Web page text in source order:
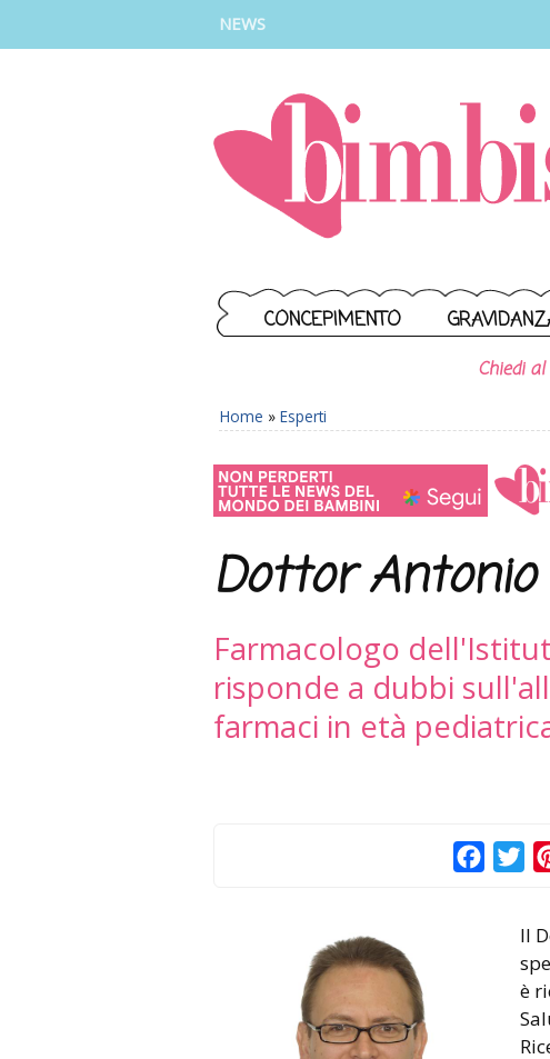
NEWS
CONCEPIMENTO
Chiedi
Home » Esperti
Dottor Antonio
Farmacologo
risponde a dubbi
farmaci in età
Il
è